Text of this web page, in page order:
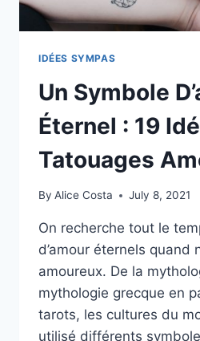
IDÉES SYMPAS
Un Symbole
Éternel : 19
Tatouages
By Alice Costa July 8, 2021
On recherche tout le
d’amour éternels quand
amoureux. De la
mythologie grecque en
tarots, les cultures du
utilisé différents